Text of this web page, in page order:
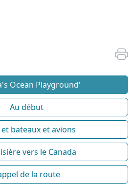
Ocean Playground'
Au début
bateaux et avions
vers le Canada
de la route